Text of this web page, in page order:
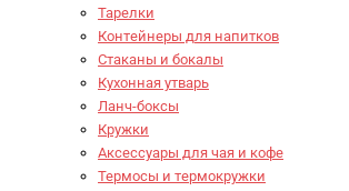
Тарелки
Контейнеры для напитков
Стаканы и бокалы
Кухонная утварь
Ланч-боксы
Кружки
Аксессуары для чая и кофе
Термосы и термокружки